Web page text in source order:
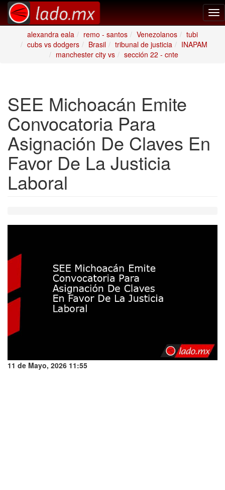
alexandra eala
remo - santos Venezolanos
tubi
cubs vs dodgers
Brasil tribunal de justicia
INAPAM
manchester city vs
sección 22 - cnte
SEE Michoacán Emite
Convocatoria Para
Asignación De Claves En
Favor De La Justicia
Laboral
11 de Mayo, 2026 11:55